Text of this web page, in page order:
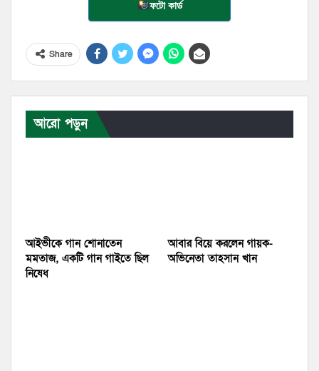
ফটো কার্ড
Share
আরো পড়ুন
আইভীকে গান শোনাতেন
মমতাজ, একটি গান গাইতে ছিল
নিষেধ
আবার বিয়ে করলেন গায়ক-
অভিনেতা তাহসান খান